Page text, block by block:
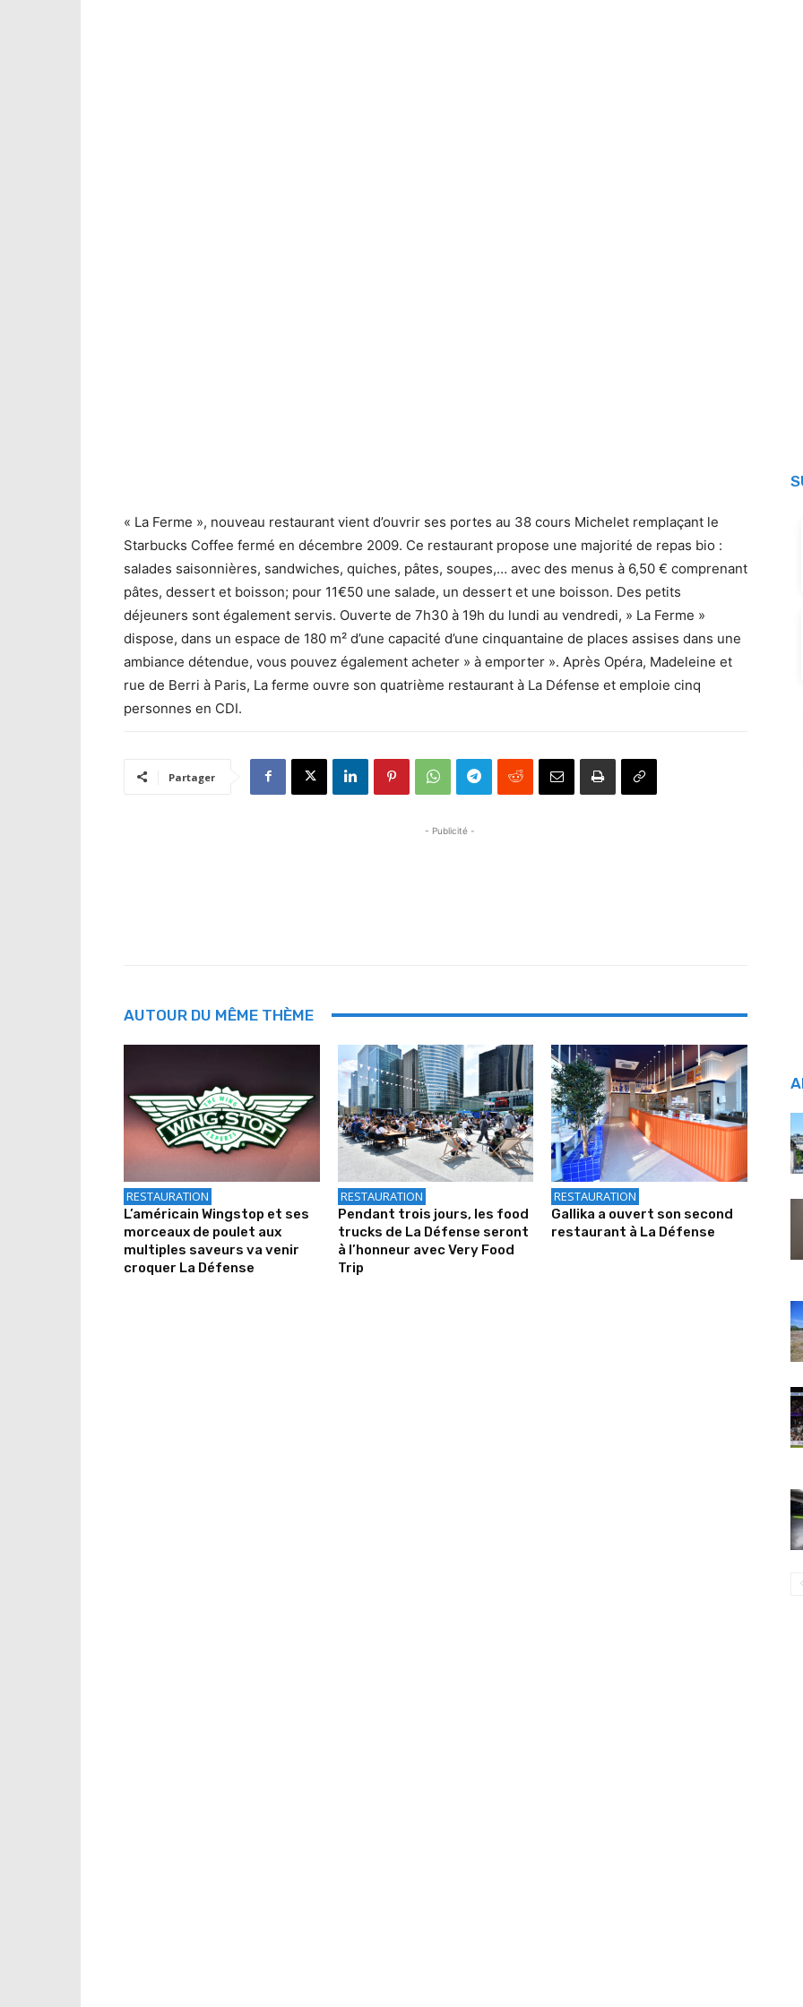
« La Ferme », nouveau restaurant vient d’ouvrir ses portes au 38 cours Michelet remplaçant le
Starbucks Coffee fermé en décembre 2009. Ce restaurant propose une majorité de repas bio :
salades saisonnières, sandwiches, quiches, pâtes, soupes,… avec des menus à 6,50 € comprenant
pâtes, dessert et boisson; pour 11€50 une salade, un dessert et une boisson. Des petits
déjeuners sont également servis. Ouverte de 7h30 à 19h du lundi au vendredi, » La Ferme »
dispose, dans un espace de 180 m² d’une capacité d’une cinquantaine de places assises dans une
ambiance détendue, vous pouvez également acheter » à emporter ». Après Opéra, Madeleine et
rue de Berri à Paris, La ferme ouvre son quatrième restaurant à La Défense et emploie cinq
personnes en CDI.
Partager
- Publicité -
AUTOUR DU MÊME THÈME
RESTAURATION
L’américain Wingstop et ses
morceaux de poulet aux
multiples saveurs va venir
croquer La Défense
RESTAURATION
Pendant trois jours, les food
trucks de La Défense seront
à l’honneur avec Very Food
Trip
RESTAURATION
Gallika a ouvert son second
restaurant à La Défense